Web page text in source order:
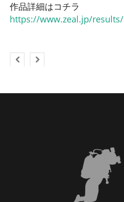
作品詳細はコチラ
https://www.zeal.jp/